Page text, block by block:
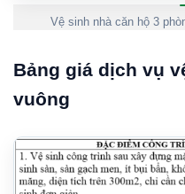
Vệ sinh nhà căn hộ 3
Bảng giá dịch vụ
vuông